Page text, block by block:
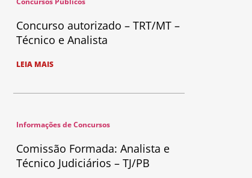
Concurso autorizado – TRT/MT –
Técnico e Analista
LEIA MAIS
Informações de Concursos
Comissão Formada: Analista e
Técnico Judiciários – TJ/PB